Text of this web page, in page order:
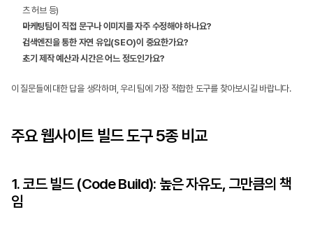
츠 허브 등)
마케팅팀이 직접 문구나 이미지를 자주 수정해야 하나요?
검색엔진을 통한 자연 유입(SEO)이 중요한가요?
초기 제작 예산과 시간은 어느 정도인가요?
이 질문들에 대한 답을 생각하며, 우리 팀에 가장 적합한 도구를 찾아보시길 바랍니다.
주요 웹사이트 빌드 도구 5종 비교
1. 코드 빌드 (Code Build): 높은 자유도, 그만큼의 책
임